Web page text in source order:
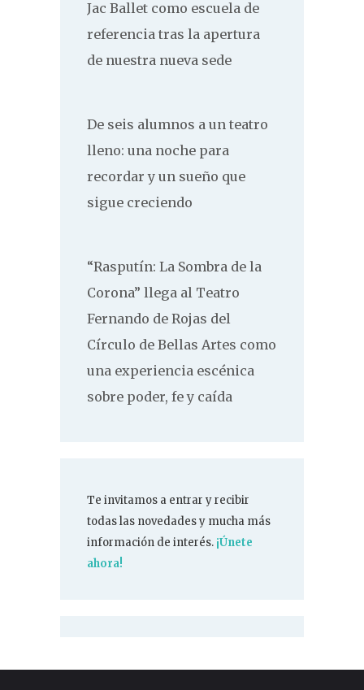
Jac Ballet como escuela de
referencia tras la apertura
de nuestra nueva sede
De seis alumnos a un teatro
lleno: una noche para
recordar y un sueño que
sigue creciendo
“Rasputín: La Sombra de la
Corona” llega al Teatro
Fernando de Rojas del
Círculo de Bellas Artes como
una experiencia escénica
sobre poder, fe y caída
Te invitamos a entrar y recibir
todas las novedades y mucha más
información de interés. ¡Únete
ahora!